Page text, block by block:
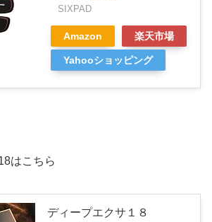
SIXPAD
Amazon 楽天市場
Yahooショッピング
はこちら
ディープエクサ１８